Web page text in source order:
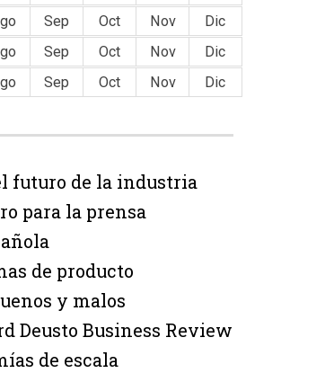
Sep Oct Nov
Dic
Sep Oct Nov
Dic
Sep Oct Nov Dic
futuro de la industria
para la prensa
de producto
y malos
Deusto Business Review
de escala